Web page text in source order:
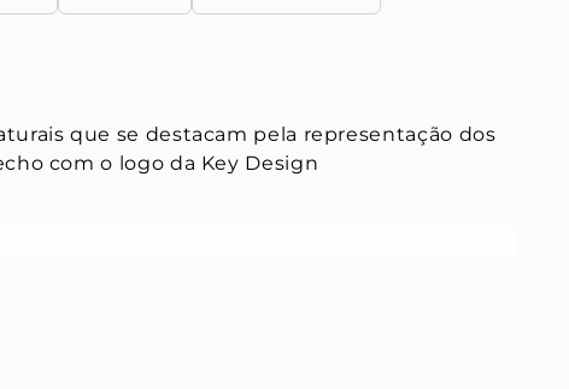
que se destacam pela representação dos
com o logo da Key Design